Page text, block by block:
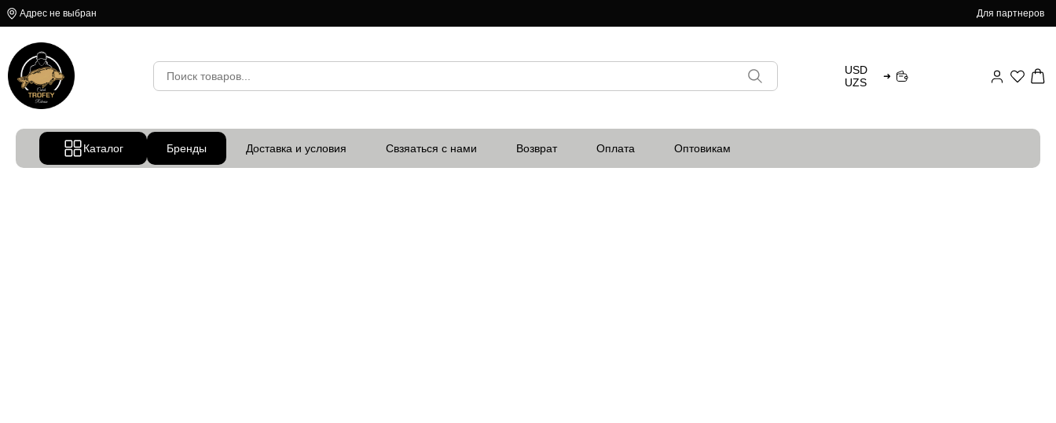
Адрес не выбран Для партнеров
USD
UZS
➜
Каталог Бренды Доставка и условия Свзяаться с нами Возврат Оплата Оптовикам